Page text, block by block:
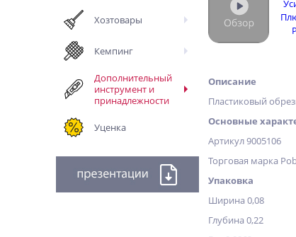
Хозтовары
Кемпинг
Дополнительный
инструмент и
принадлежности
Уценка
Описание
Пластиковый
Основные
Артикул 9005106
Торговая марка
Упаковка
Ширина 0,08
Глубина 0,22